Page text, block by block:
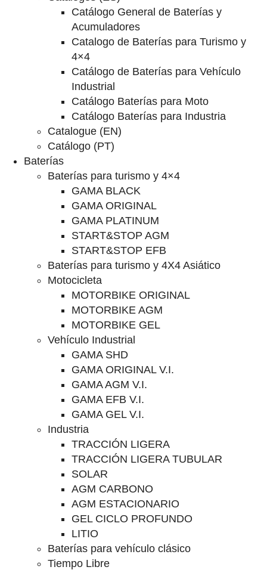
Catálogo General de Baterías y
Acumuladores
Catalogo de Baterías para Turismo y
4×4
Catálogo de Baterías para Vehículo
Industrial
Catálogo Baterías para Moto
Catálogo Baterías para Industria
Catalogue (EN)
Catálogo (PT)
Baterías
Baterías para turismo y 4×4
GAMA BLACK
GAMA ORIGINAL
GAMA PLATINUM
START&STOP AGM
START&STOP EFB
Baterías para turismo y 4X4 Asiático
Motocicleta
MOTORBIKE ORIGINAL
MOTORBIKE AGM
MOTORBIKE GEL
Vehículo Industrial
GAMA SHD
GAMA ORIGINAL V.I.
GAMA AGM V.I.
GAMA EFB V.I.
GAMA GEL V.I.
Industria
TRACCIÓN LIGERA
TRACCIÓN LIGERA TUBULAR
SOLAR
AGM CARBONO
AGM ESTACIONARIO
GEL CICLO PROFUNDO
LITIO
Baterías para vehículo clásico
Tiempo Libre